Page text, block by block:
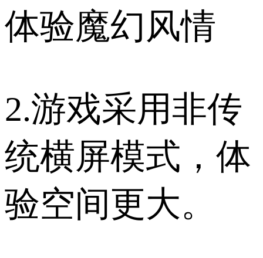
体验魔幻风情
2.游戏采用非传
统横屏模式，体
验空间更大。